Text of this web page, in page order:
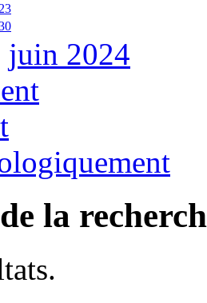
23
juin 2024
la